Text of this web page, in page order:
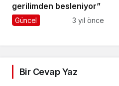
gerilimden besleniyor”
Güncel 3 yıl önce
Bir Cevap Yaz